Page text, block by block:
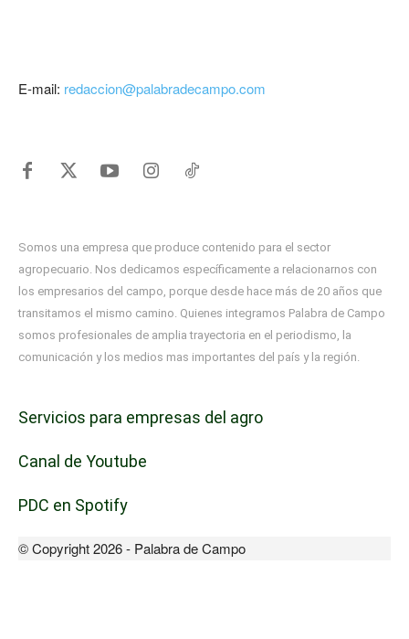
E-mail: redaccion@palabradecampo.com
Somos una empresa que produce contenido para el sector
agropecuario. Nos dedicamos específicamente a relacionarnos con
los empresarios del campo, porque desde hace más de 20 años que
transitamos el mismo camino. Quienes integramos Palabra de Campo
somos profesionales de amplia trayectoria en el periodismo, la
comunicación y los medios mas importantes del país y la región.
Servicios para empresas del agro
Canal de Youtube
PDC en Spotify
© Copyright 2026 - Palabra de Campo